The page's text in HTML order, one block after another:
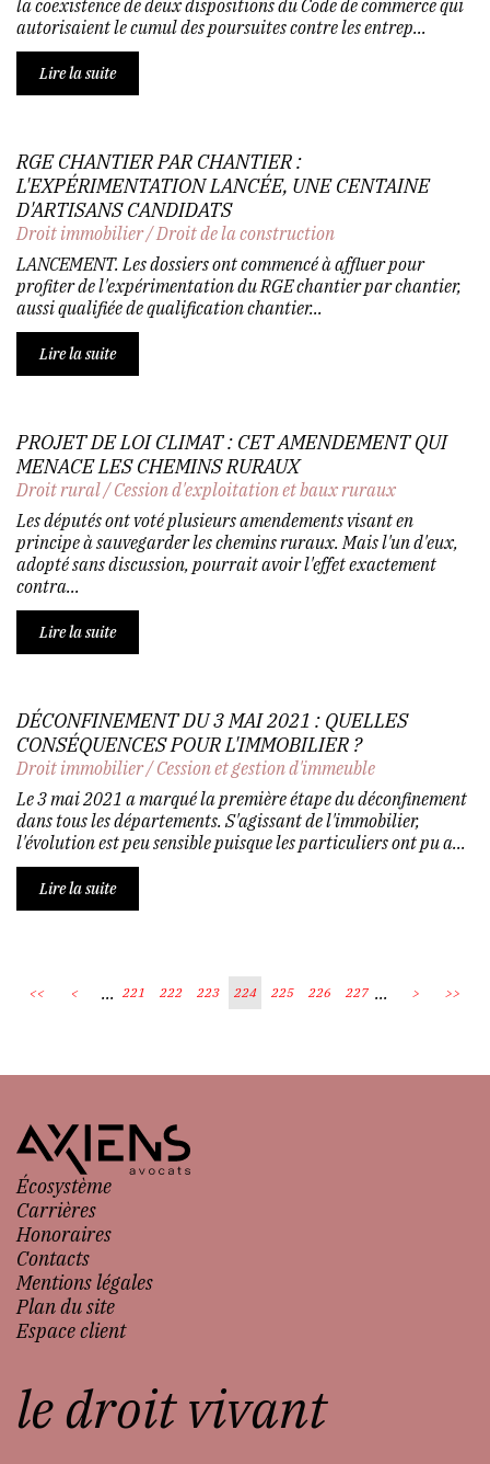
la coexistence de deux dispositions du Code de commerce qui
autorisaient le cumul des poursuites contre les entrep...
Lire la suite
RGE CHANTIER PAR CHANTIER :
L'EXPÉRIMENTATION LANCÉE, UNE CENTAINE
D'ARTISANS CANDIDATS
Droit immobilier/Droit de la construction
LANCEMENT. Les dossiers ont commencé à affluer pour
profiter de l'expérimentation du RGE chantier par chantier,
aussi qualifiée de qualification chantier...
Lire la suite
PROJET DE LOI CLIMAT : CET AMENDEMENT QUI
MENACE LES CHEMINS RURAUX
Droit rural/Cession d'exploitation et baux ruraux
Les députés ont voté plusieurs amendements visant en
principe à sauvegarder les chemins ruraux. Mais l'un d'eux,
adopté sans discussion, pourrait avoir l'effet exactement
contra...
Lire la suite
DÉCONFINEMENT DU 3 MAI 2021 : QUELLES
CONSÉQUENCES POUR L'IMMOBILIER ?
Droit immobilier/Cession et gestion d'immeuble
Le 3 mai 2021 a marqué la première étape du déconfinement
dans tous les départements. S'agissant de l'immobilier,
l'évolution est peu sensible puisque les particuliers ont pu a...
Lire la suite
<< < ... 221 222 223 224 225 226 227 ... > >>
Écosystème
Carrières
Honoraires
Contacts
Mentions légales
Plan du site
Espace client
le droit vivant